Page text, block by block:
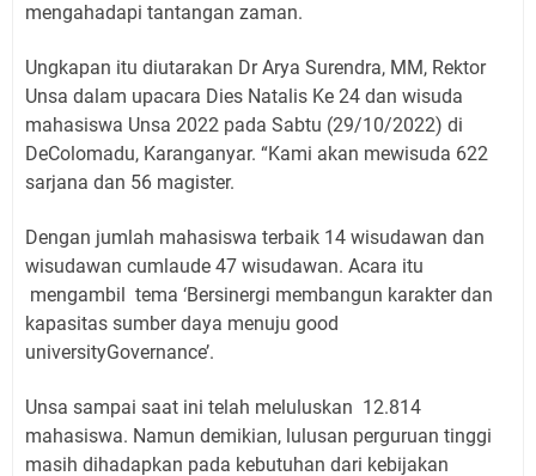
mengahadapi tantangan zaman.
Ungkapan itu diutarakan Dr Arya Surendra, MM, Rektor
Unsa dalam upacara Dies Natalis Ke 24 dan wisuda
mahasiswa Unsa 2022 pada Sabtu (29/10/2022) di
DeColomadu, Karanganyar. “Kami akan mewisuda 622
sarjana dan 56 magister.
Dengan jumlah mahasiswa terbaik 14 wisudawan dan
wisudawan cumlaude 47 wisudawan. Acara itu
mengambil
tema ‘Bersinergi membangun karakter dan
kapasitas sumber daya menuju good
universityGovernance’.
Unsa sampai saat ini telah meluluskan 12.814
mahasiswa. Namun demikian, lulusan perguruan tinggi
masih dihadapkan pada kebutuhan dari kebijakan